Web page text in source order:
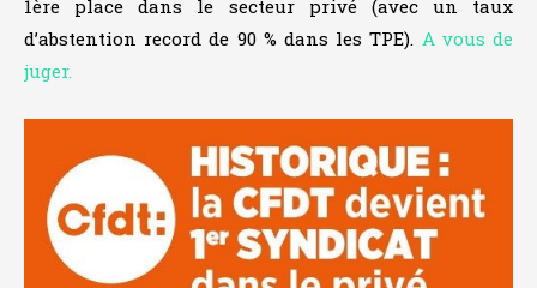
1ère place dans le secteur privé (avec un taux
d’abstention record de 90 % dans les TPE). A vous de
juger.